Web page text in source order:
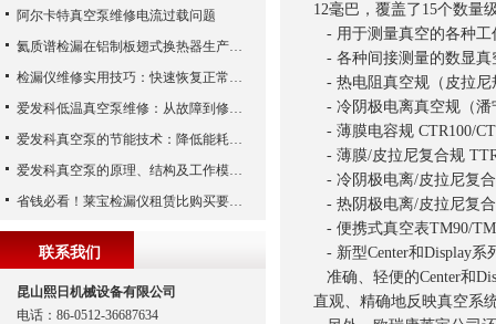
12毫巴，覆盖了15个数量
- 用于测量真空的各种工
- 各种间接测量的数显真
- 热电阻真空规（皮拉尼
- 冷阴极电离真空规（潘
- 薄膜电容规 CTR100/
- 薄膜/皮拉尼复合规
- 冷阴极电离/皮拉尼复合
- 热阴极电离/皮拉尼复
- 便携式真空表TM90/
- 新型Center和Display系
准确、轻便的Center和
直观、精确地反映真空系
阿尔卡特真空泵维修电流过载问题
氦质谱检漏在铝制板翅式换热器生产中的应用
检漏仪维修实用技巧：快速恢复正常运行
爱发科低温真空泵维修：从故障到修复的全过程
爱发科真空泵的节能技术：降低能耗，提高生产效益
爱发科真空泵的原理、结构及工作模式解析
省钱必看！莱宝检漏仪租赁比购买要合算
联系我们
昆山熙日机械设备有限公司
电话：86-0512-36687634